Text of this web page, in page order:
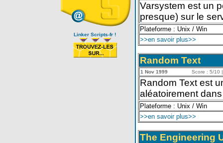
Linker Scripts-fr !
Varsystem est un
presque) sur le
Plateforme : Unix / Win
>>en savoir plus>>
Random Text
1 Nov 1999 Score : 5/10
Random Text est
aléatoirement
Plateforme : Unix / Win
>>en savoir plus>>
The Engineering